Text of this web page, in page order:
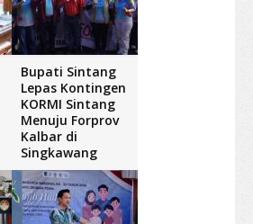
Bupati Sintang
Lepas Kontingen
KORMI Sintang
Menuju Forprov
Kalbar di
Singkawang